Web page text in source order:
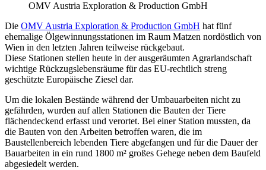
OMV Austria Exploration & Production GmbH
Die OMV Austria Exploration & Production GmbH hat fünf
ehemalige Ölgewinnungsstationen im Raum Matzen nordöstlich von
Wien in den letzten Jahren teilweise rückgebaut.
Diese Stationen stellen heute in der ausgeräumten Agrarlandschaft
wichtige Rückzugslebensräume für das EU-rechtlich streng
geschützte Europäische Ziesel dar.
Um die lokalen Bestände während der Umbauarbeiten nicht zu
gefährden, wurden auf allen Stationen die Bauten der Tiere
flächendeckend erfasst und verortet. Bei einer Station mussten, da
die Bauten von den Arbeiten betroffen waren, die im
Baustellenbereich lebenden Tiere abgefangen und für die Dauer der
Bauarbeiten in ein rund 1800 m² großes Gehege neben dem Baufeld
abgesiedelt werden.